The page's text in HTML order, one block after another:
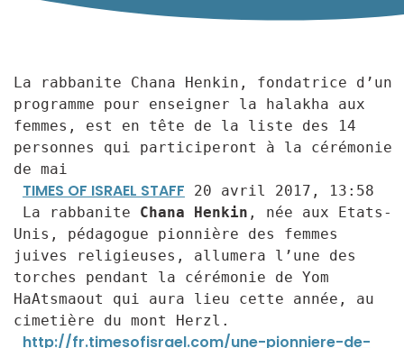
La rabbanite Chana Henkin, fondatrice d’un
programme pour enseigner la halakha aux
femmes, est en tête de la liste des 14
personnes qui participeront à la cérémonie
de mai
TIMES OF ISRAEL STAFF
20 avril 2017, 13:58
La rabbanite Chana Henkin , née aux Etats-
Unis, pédagogue pionnière des femmes
juives religieuses, allumera l’une des
torches pendant la cérémonie de Yom
HaAtsmaout qui aura lieu cette année, au
cimetière du mont Herzl.
http://fr.timesofisrael.com/une-pionniere-de-